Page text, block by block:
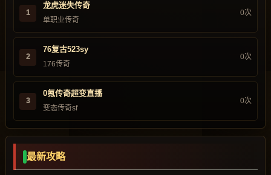
1
龙虎迷失传奇
单职业传奇
0次
2
76复古523sy
176传奇
0次
3
0氪传奇超变直播
变态传奇sf
0次
最新攻略